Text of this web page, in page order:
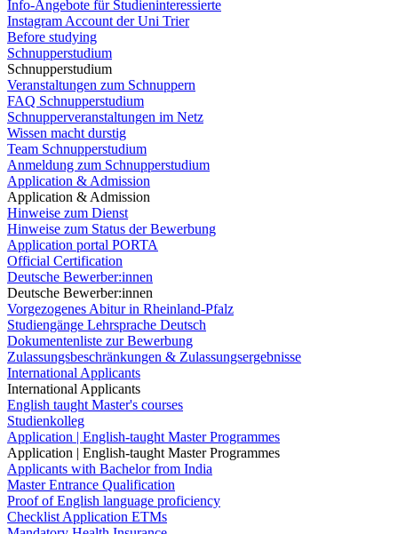
Info-Angebote für Studieninteressierte
Instagram Account der Uni Trier
Before studying
Schnupperstudium
Schnupperstudium
Veranstaltungen zum Schnuppern
FAQ Schnupperstudium
Schnupperveranstaltungen im Netz
Wissen macht durstig
Team Schnupperstudium
Anmeldung zum Schnupperstudium
Application & Admission
Application & Admission
Hinweise zum Dienst
Hinweise zum Status der Bewerbung
Application portal PORTA
Official Certification
Deutsche Bewerber:innen
Deutsche Bewerber:innen
Vorgezogenes Abitur in Rheinland-Pfalz
Studiengänge Lehrsprache Deutsch
Dokumentenliste zur Bewerbung
Zulassungsbeschränkungen & Zulassungsergebnisse
International Applicants
International Applicants
English taught Master's courses
Studienkolleg
Application | English-taught Master Programmes
Application | English-taught Master Programmes
Applicants with Bachelor from India
Master Entrance Qualification
Proof of English language proficiency
Checklist Application ETMs